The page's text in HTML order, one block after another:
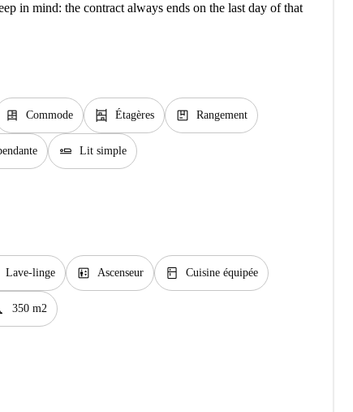
in mind: the contract always ends on the last day of that
dresser Commode shelves Étagères package Rangement
airline_seat_flat Lit simple
Lave-linge elevator Ascenseur kitchen Cuisine équipée
350 m2